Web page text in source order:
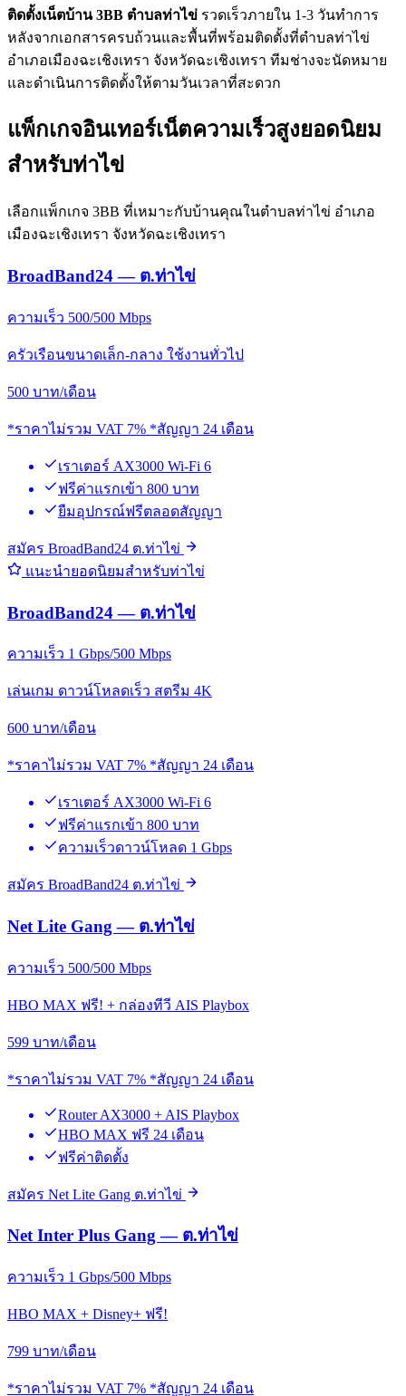
ติดตั้งเน็ตบ้าน 3BB ตำบลท่าไข่ รวดเร็วภายใน 1-3 วันทำการ
หลังจากเอกสารครบถ้วนและพื้นที่พร้อมติดตั้งที่ตำบลท่าไข่
อำเภอเมืองฉะเชิงเทรา จังหวัดฉะเชิงเทรา ทีมช่างจะนัดหมาย
และดำเนินการติดตั้งให้ตามวันเวลาที่สะดวก
แพ็กเกจอินเทอร์เน็ตความเร็วสูงยอดนิยม
สำหรับท่าไข่
เลือกแพ็กเกจ 3BB ที่เหมาะกับบ้านคุณในตำบลท่าไข่ อำเภอ
เมืองฉะเชิงเทรา จังหวัดฉะเชิงเทรา
BroadBand24 — ต.ท่าไข่
ความเร็ว 500/500 Mbps
ครัวเรือนขนาดเล็ก-กลาง ใช้งานทั่วไป
500 บาท/เดือน
*ราคาไม่รวม VAT 7% *สัญญา 24 เดือน
เราเตอร์ AX3000 Wi-Fi 6
ฟรีค่าแรกเข้า 800 บาท
ยืมอุปกรณ์ฟรีตลอดสัญญา
สมัคร BroadBand24 ต.ท่าไข่
แนะนำยอดนิยมสำหรับท่าไข่
BroadBand24 — ต.ท่าไข่
ความเร็ว 1 Gbps/500 Mbps
เล่นเกม ดาวน์โหลดเร็ว สตรีม 4K
600 บาท/เดือน
*ราคาไม่รวม VAT 7% *สัญญา 24 เดือน
เราเตอร์ AX3000 Wi-Fi 6
ฟรีค่าแรกเข้า 800 บาท
ความเร็วดาวน์โหลด 1 Gbps
สมัคร BroadBand24 ต.ท่าไข่
Net Lite Gang — ต.ท่าไข่
ความเร็ว 500/500 Mbps
HBO MAX ฟรี! + กล่องทีวี AIS Playbox
599 บาท/เดือน
*ราคาไม่รวม VAT 7% *สัญญา 24 เดือน
Router AX3000 + AIS Playbox
HBO MAX ฟรี 24 เดือน
ฟรีค่าติดตั้ง
สมัคร Net Lite Gang ต.ท่าไข่
Net Inter Plus Gang — ต.ท่าไข่
ความเร็ว 1 Gbps/500 Mbps
HBO MAX + Disney+ ฟรี!
799 บาท/เดือน
*ราคาไม่รวม VAT 7% *สัญญา 24 เดือน